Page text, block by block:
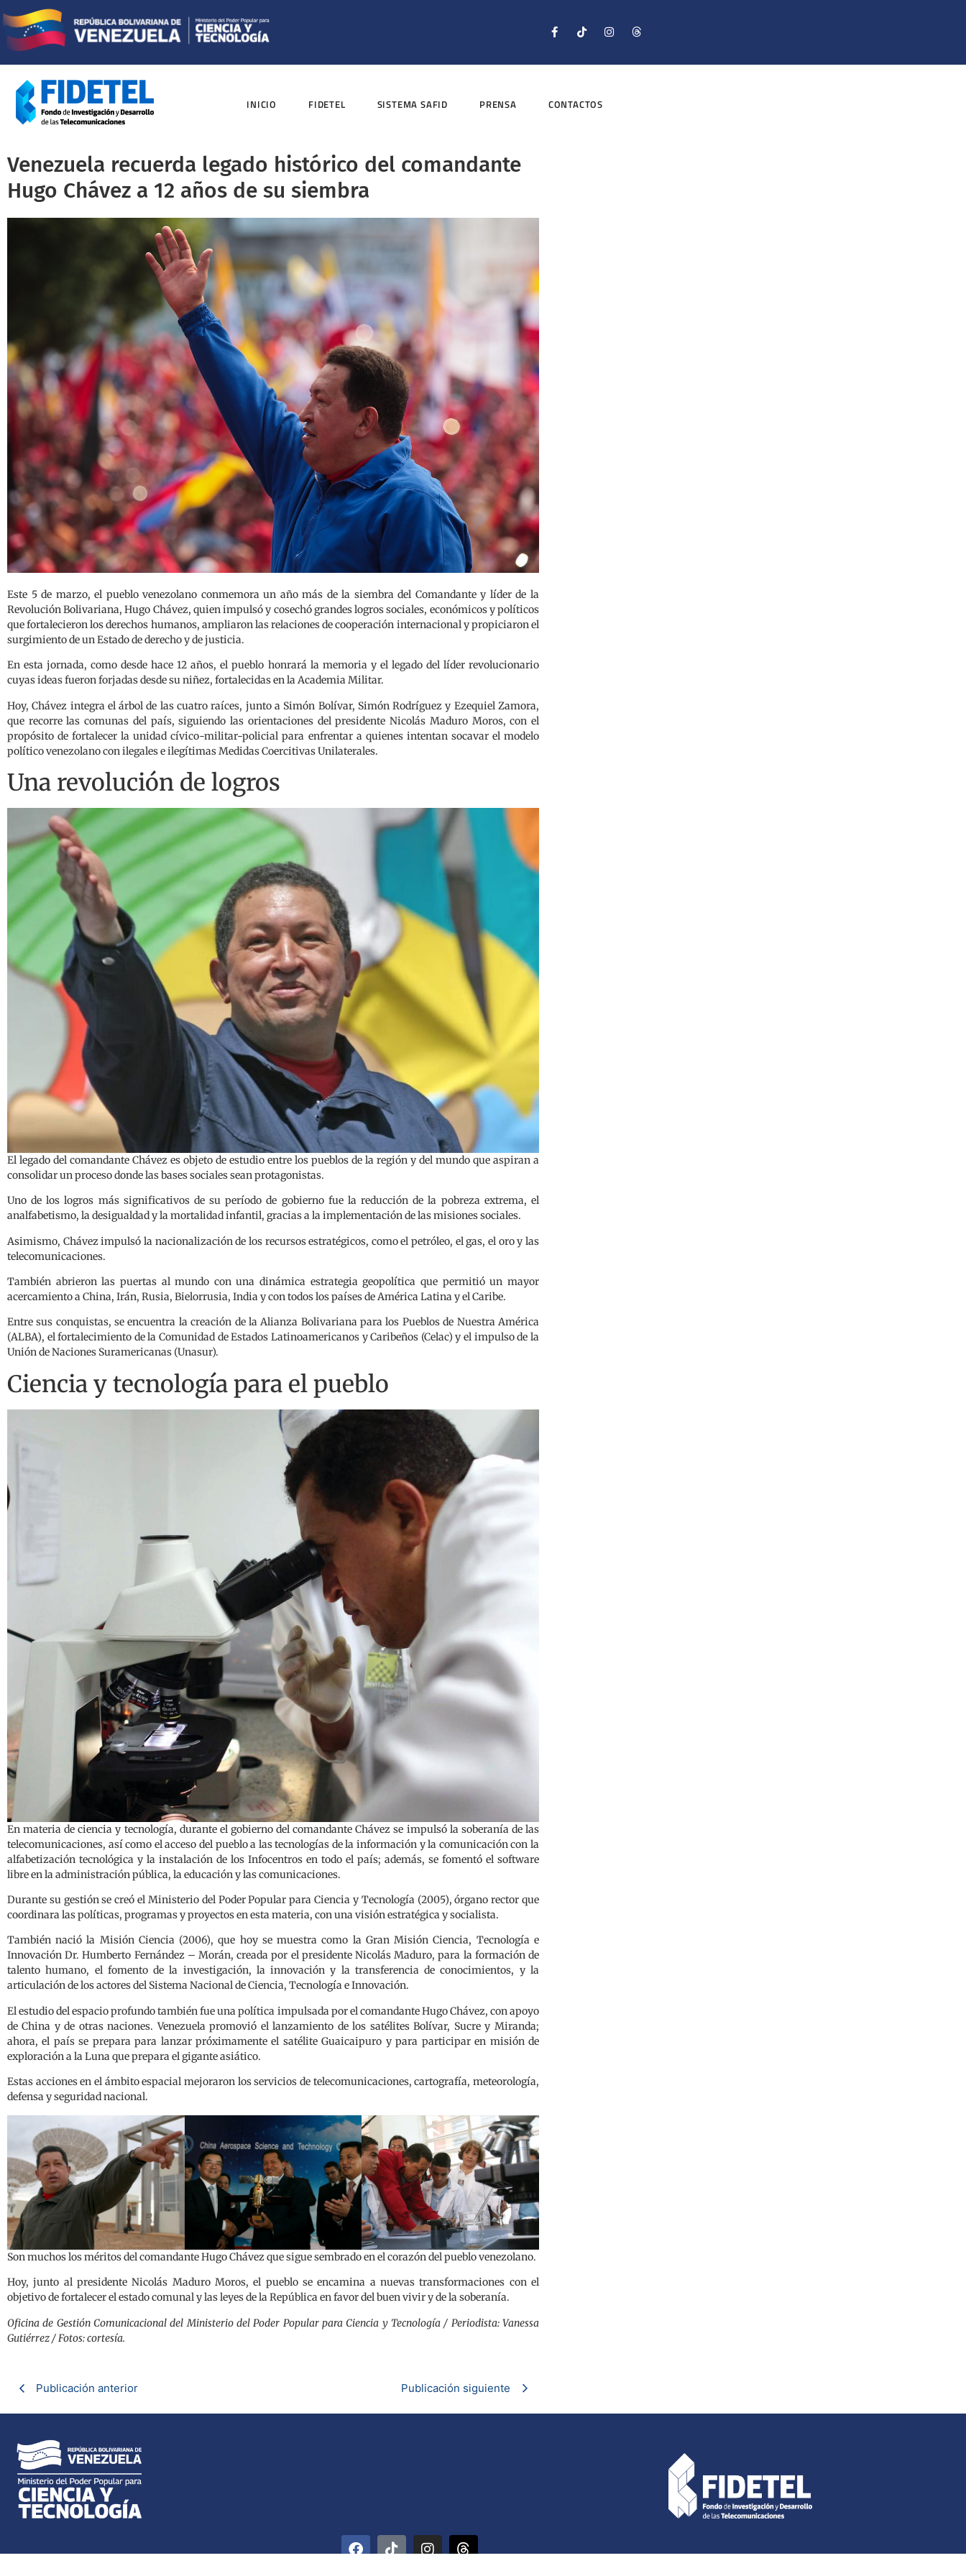
INICIO FIDETEL SISTEMA SAFID PRENSA CONTACTOS
Venezuela recuerda legado histórico del comandante
Hugo Chávez a 12 años de su siembra
Este 5 de marzo, el pueblo venezolano conmemora un año más de la siembra del Comandante y líder de la
Revolución Bolivariana, Hugo Chávez, quien impulsó y cosechó grandes logros sociales, económicos y políticos
que fortalecieron los derechos humanos, ampliaron las relaciones de cooperación internacional y propiciaron el
surgimiento de un Estado de derecho y de justicia.
En esta jornada, como desde hace 12 años, el pueblo honrará la memoria y el legado del líder revolucionario
cuyas ideas fueron forjadas desde su niñez, fortalecidas en la Academia Militar.
Hoy, Chávez integra el árbol de las cuatro raíces, junto a Simón Bolívar, Simón Rodríguez y Ezequiel Zamora,
que recorre las comunas del país, siguiendo las orientaciones del presidente Nicolás Maduro Moros, con el
propósito de fortalecer la unidad cívico-militar-policial para enfrentar a quienes intentan socavar el modelo
político venezolano con ilegales e ilegítimas Medidas Coercitivas Unilaterales.
Una revolución de logros
El legado del comandante Chávez es objeto de estudio entre los pueblos de la región y del mundo que aspiran a
consolidar un proceso donde las bases sociales sean protagonistas.
Uno de los logros más significativos de su período de gobierno fue la reducción de la pobreza extrema, el
analfabetismo, la desigualdad y la mortalidad infantil, gracias a la implementación de las misiones sociales.
Asimismo, Chávez impulsó la nacionalización de los recursos estratégicos, como el petróleo, el gas, el oro y las
telecomunicaciones.
También abrieron las puertas al mundo con una dinámica estrategia geopolítica que permitió un mayor
acercamiento a China, Irán, Rusia, Bielorrusia, India y con todos los países de América Latina y el Caribe.
Entre sus conquistas, se encuentra la creación de la Alianza Bolivariana para los Pueblos de Nuestra América
(ALBA), el fortalecimiento de la Comunidad de Estados Latinoamericanos y Caribeños (Celac) y el impulso de la
Unión de Naciones Suramericanas (Unasur).
Ciencia y tecnología para el pueblo
En materia de ciencia y tecnología, durante el gobierno del comandante Chávez se impulsó la soberanía de las
telecomunicaciones, así como el acceso del pueblo a las tecnologías de la información y la comunicación con la
alfabetización tecnológica y la instalación de los Infocentros en todo el país; además, se fomentó el software
libre en la administración pública, la educación y las comunicaciones.
Durante su gestión se creó el Ministerio del Poder Popular para Ciencia y Tecnología (2005), órgano rector que
coordinara las políticas, programas y proyectos en esta materia, con una visión estratégica y socialista.
También nació la Misión Ciencia (2006), que hoy se muestra como la Gran Misión Ciencia, Tecnología e
Innovación Dr. Humberto Fernández – Morán, creada por el presidente Nicolás Maduro, para la formación de
talento humano, el fomento de la investigación, la innovación y la transferencia de conocimientos, y la
articulación de los actores del Sistema Nacional de Ciencia, Tecnología e Innovación.
El estudio del espacio profundo también fue una política impulsada por el comandante Hugo Chávez, con apoyo
de China y de otras naciones. Venezuela promovió el lanzamiento de los satélites Bolívar, Sucre y Miranda;
ahora, el país se prepara para lanzar próximamente el satélite Guaicaipuro y para participar en misión de
exploración a la Luna que prepara el gigante asiático.
Estas acciones en el ámbito espacial mejoraron los servicios de telecomunicaciones, cartografía, meteorología,
defensa y seguridad nacional.
Son muchos los méritos del comandante Hugo Chávez que sigue sembrado en el corazón del pueblo venezolano.
Hoy, junto al presidente Nicolás Maduro Moros, el pueblo se encamina a nuevas transformaciones con el
objetivo de fortalecer el estado comunal y las leyes de la República en favor del buen vivir y de la soberanía.
Oficina de Gestión Comunicacional del Ministerio del Poder Popular para Ciencia y Tecnología / Periodista: Vanessa
Gutiérrez / Fotos: cortesía.
Publicación anterior Publicación siguiente